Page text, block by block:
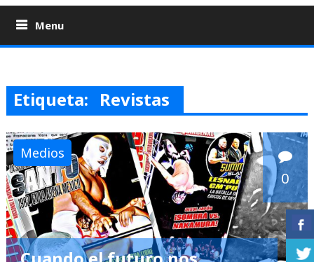
Menu
Etiqueta: Revistas
Medios
0